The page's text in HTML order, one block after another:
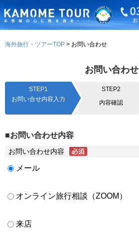
海外旅行・ツアーTOP お問い合わせ
お問い合わせ
STEP1
お問い合せ内容入力
STEP2
内容確認
■お問い合わせ内容
お問い合わせ内容
メール
オンライン旅行相談（ZOOM）
来店